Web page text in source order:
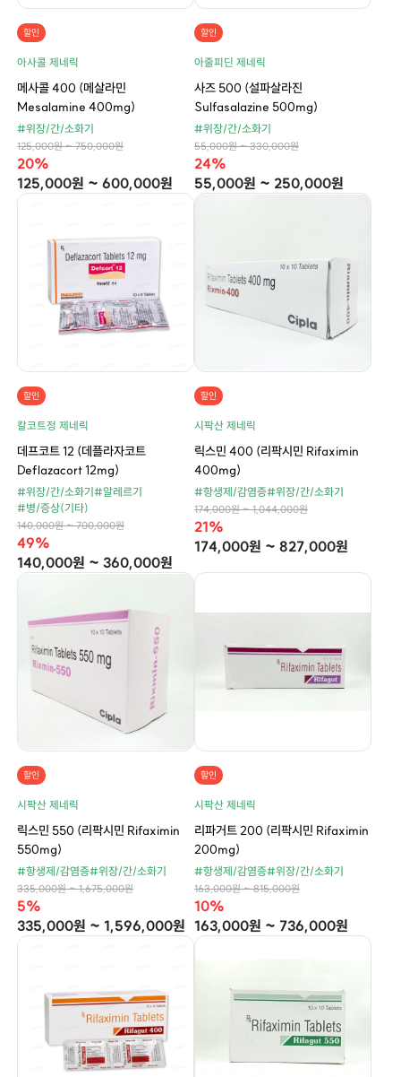
할인
아사콜 제네릭
메사콜 400 (메살라민
Mesalamine 400mg)
#위장/간/소화기
125,000원 ~ 750,000원
20%
125,000원 ~ 600,000원
할인
아줄피딘 제네릭
사즈 500 (설파살라진
Sulfasalazine 500mg)
#위장/간/소화기
55,000원 ~ 330,000원
24%
55,000원 ~ 250,000원
할인
칼코트정 제네릭
데프코트 12 (데플라자코트
Deflazacort 12mg)
#위장/간/소화기#알레르기
#병/증상(기타)
140,000원 ~ 700,000원
49%
140,000원 ~ 360,000원
할인
시팍산 제네릭
릭스민 400 (리팍시민 Rifaximin
400mg)
#항생제/감염증#위장/간/소화기
174,000원 ~ 1,044,000원
21%
174,000원 ~ 827,000원
할인
시팍산 제네릭
릭스민 550 (리팍시민 Rifaximin
550mg)
#항생제/감염증#위장/간/소화기
335,000원 ~ 1,675,000원
5%
335,000원 ~ 1,596,000원
할인
시팍산 제네릭
리파거트 200 (리팍시민 Rifaximin
200mg)
#항생제/감염증#위장/간/소화기
163,000원 ~ 815,000원
10%
163,000원 ~ 736,000원